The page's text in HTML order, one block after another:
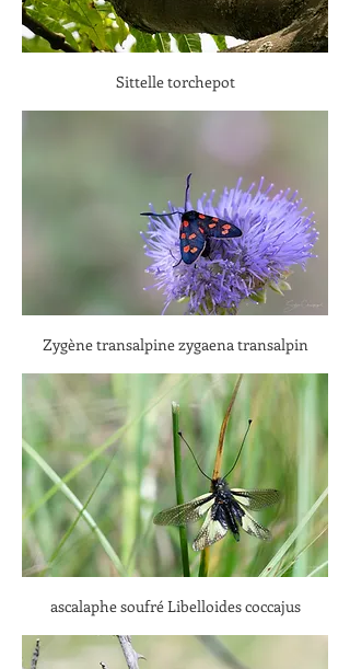
Sittelle torchepot
Zygène transalpine zygaena transalpin
ascalaphe soufré Libelloides coccajus